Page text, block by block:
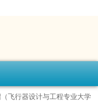
飞行器设计与工程专业大学